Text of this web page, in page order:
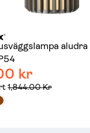
aludra
kr
1,844.00 Kr